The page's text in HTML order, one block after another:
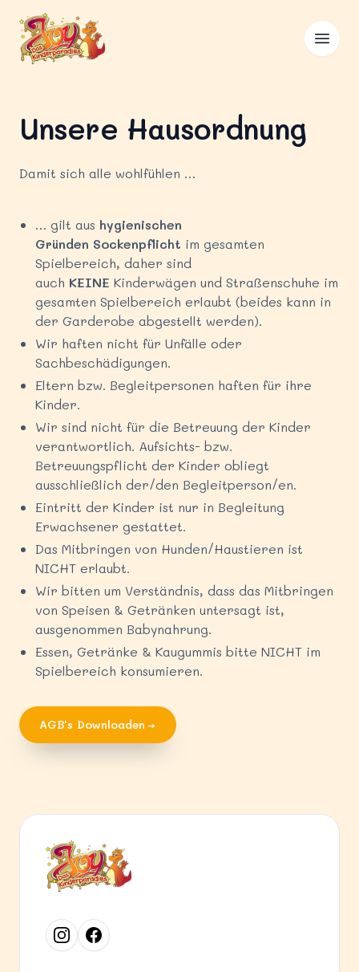
Joy Kinderparadies
Open
Unsere Hausordnung
Damit sich alle wohlfühlen …
… gilt aus hygienischen
Gründen Sockenpflicht im gesamten
Spielbereich, daher sind
auch KEINE Kinderwägen und Straßenschuhe im
gesamten Spielbereich erlaubt (beides kann in
der Garderobe abgestellt werden).
Wir haften nicht für Unfälle oder
Sachbeschädigungen.
Eltern bzw. Begleitpersonen haften für ihre
Kinder.
Wir sind nicht für die Betreuung der Kinder
verantwortlich. Aufsichts- bzw.
Betreuungspflicht der Kinder obliegt
ausschließlich der/den Begleitperson/en.
Eintritt der Kinder ist nur in Begleitung
Erwachsener gestattet.
Das Mitbringen von Hunden/Haustieren ist
NICHT erlaubt.
Wir bitten um Verständnis, dass das Mitbringen
von Speisen & Getränken untersagt ist,
ausgenommen Babynahrung.
Essen, Getränke & Kaugummis bitte NICHT im
Spielbereich konsumieren.
AGB's Downloaden